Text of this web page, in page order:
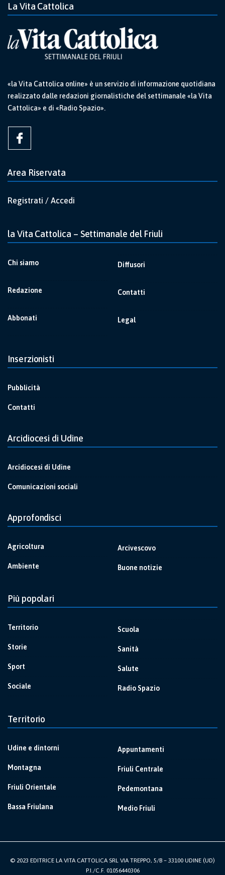
La Vita Cattolica
«la Vita Cattolica online» è un servizio di informazione quotidiana
realizzato dalle redazioni giornalistiche del settimanale «la Vita
Cattolica» e di «Radio Spazio».
Area Riservata
Registrati / Accedi
la Vita Cattolica – Settimanale del Friuli
Chi siamo
Redazione
Abbonati
Diffusori
Contatti
Legal
Inserzionisti
Pubblicità
Contatti
Arcidiocesi di Udine
Arcidiocesi di Udine
Comunicazioni sociali
Approfondisci
Agricoltura
Ambiente
Arcivescovo
Buone notizie
Più popolari
Territorio
Storie
Sport
Sociale
Scuola
Sanità
Salute
Radio Spazio
Territorio
Udine e dintorni
Montagna
Friuli Orientale
Bassa Friulana
Appuntamenti
Friuli Centrale
Pedemontana
Medio Friuli
© 2023 EDITRICE LA VITA CATTOLICA SRL VIA TREPPO, 5/B – 33100 UDINE (UD)
P.I./C.F. 01056440306